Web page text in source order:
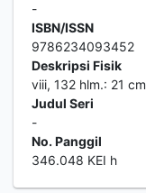
-
ISBN/ISSN
9786234093452
Deskripsi Fisik
viii, 132 hlm.: 21 cm
Judul Seri
-
No. Panggil
346.048 KEI h